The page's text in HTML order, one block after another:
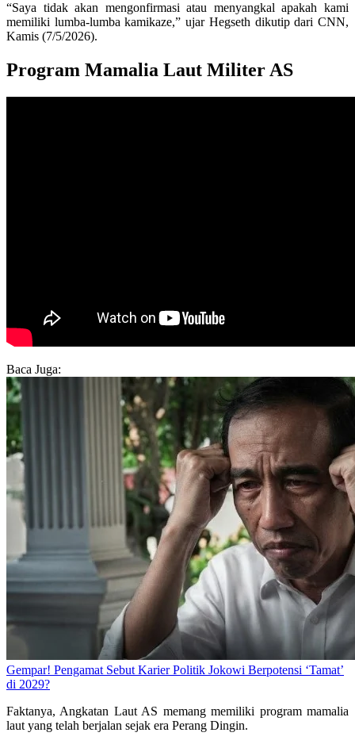
“Saya tidak akan mengonfirmasi atau menyangkal apakah kami
memiliki lumba-lumba kamikaze,” ujar Hegseth dikutip dari CNN,
Kamis (7/5/2026).
Program Mamalia Laut Militer AS
Baca Juga:
Gempar! Pengamat Sebut Karier Politik Jokowi Berpotensi ‘Tamat’
di 2029?
Faktanya, Angkatan Laut AS memang memiliki program mamalia
laut yang telah berjalan sejak era Perang Dingin.